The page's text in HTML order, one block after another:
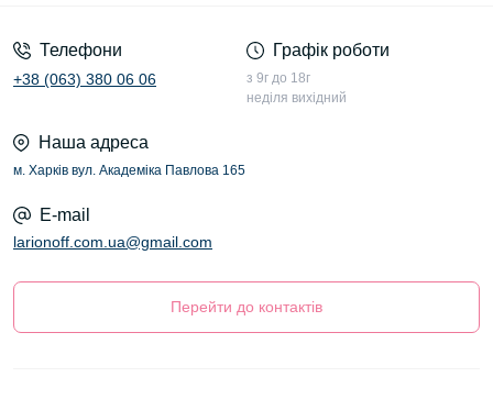
Телефони
+38 (063) 380 06 06
Графік роботи
з 9г до 18г
неділя вихідний
Наша адреса
м. Харків вул. Академіка Павлова 165
E-mail
larionoff.com.ua@gmail.com
Перейти до контактів